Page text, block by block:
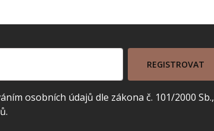
REGISTROVAT
osobních údajů dle zákona č. 101/2000 Sb.,